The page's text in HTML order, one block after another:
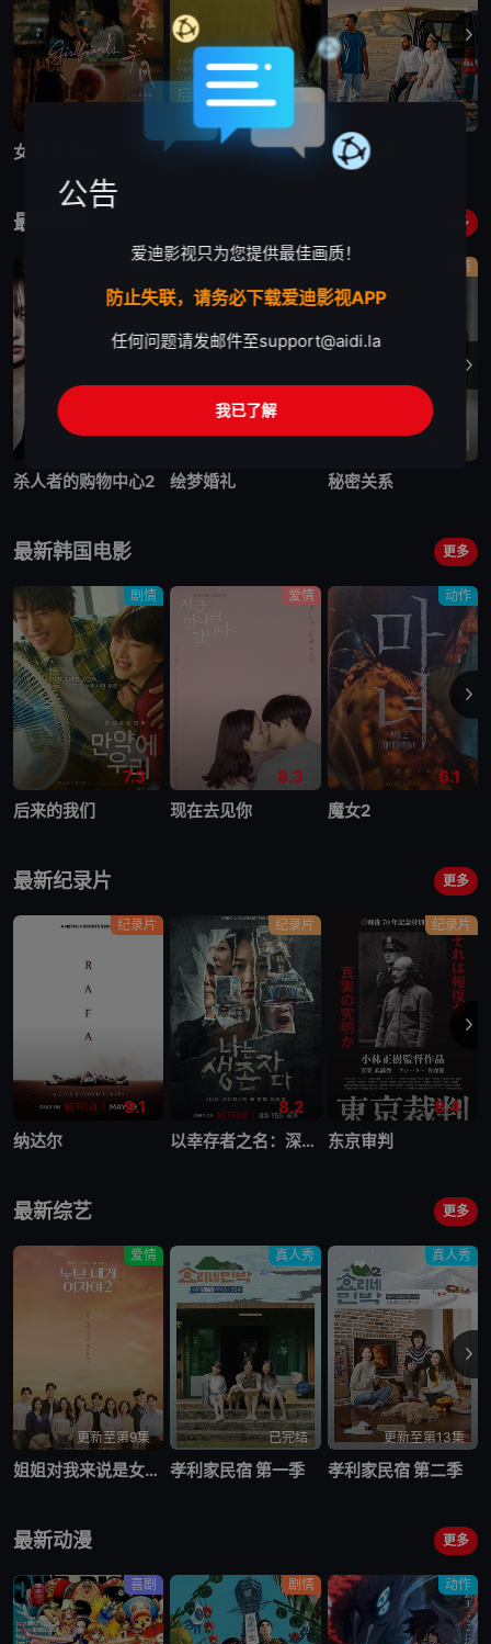
女孩不平凡
后室
普通事故
最新剧集 更多
剧情
杀人者的购物中心2
剧情
绘梦婚礼
剧情
秘密关系
最新韩国电影 更多
剧情
7.3
后来的我们
爱情
8.3
现在去见你
动作
6.1
魔女2
最新纪录片 更多
纪录片
9.1
纳达尔
纪录片
8.2
以幸存者之名：深入韩国惨案
纪录片
8.4
东京审判
最新综艺 更多
爱情
更新至第9集
姐姐对我来说是女人2
真人秀
已完结
孝利家民宿 第一季
真人秀
更新至第13集
孝利家民宿 第二季
最新动漫 更多
喜剧 剧情 动作
公告
爱迪影视只为您提供最佳画质！
防止失联，请务必下载爱迪影视APP
任何问题请发邮件至support@aidi.la
我已了解